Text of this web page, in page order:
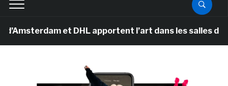
et DHL apportent l’art dans les salles de